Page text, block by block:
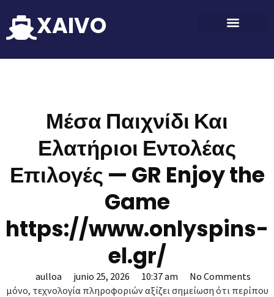
XAIVO
Μέσα Παιχνίδι Και
Ελατήριοι Εντολέας
Επιλογές — GR Enjoy the
Game
https://www.onlyspins-
el.gr/
aulloa junio 25, 2026 10:37 am
No Comments
μόνο, τεχνολογία πληροφοριών αξίζει σημείωση ότι περίπου